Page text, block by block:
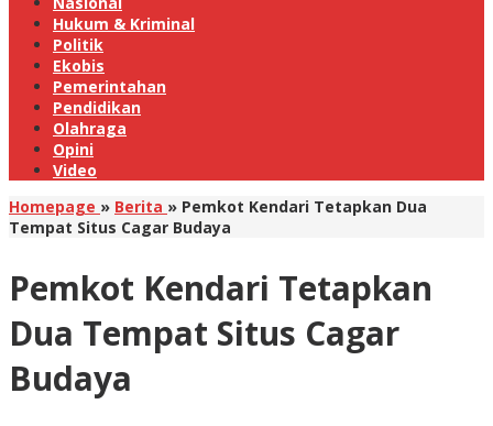
Hukum & Kriminal
Politik
Ekobis
Pemerintahan
Pendidikan
Olahraga
Opini
Video
Homepage » Berita » Pemkot Kendari Tetapkan Dua
Tempat Situs Cagar Budaya
Pemkot Kendari Tetapkan
Dua Tempat Situs Cagar
Budaya